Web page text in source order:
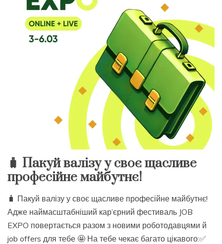
🧳 Пакуй валізу у своє щасливе
професійне майбутнє!
🧳 Пакуй валізу у своє щасливе професійне майбутнє!
Адже наймасштабніший кар’єрний фестиваль JOB
EXPO повертається разом з новими роботодавцями й
job offers для тебе 🤩 На тебе чекає багато цікавого:✅